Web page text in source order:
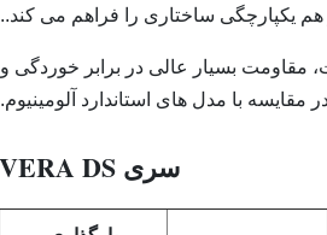
یکپارچگی ساختاری را فراهم می کند..
مقاومت بسیار عالی در برابر خوردگی و
با مدل های استاندارد آلومینیوم.
سری VERA DS: